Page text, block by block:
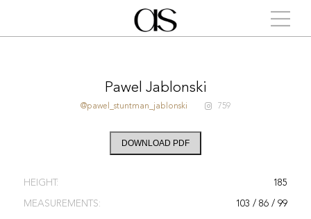
Pawel Jablonski
@pawel_stuntman_jablonski 759
DOWNLOAD PDF
HEIGHT: 185
MEASUREMENTS: 103 / 86 / 99